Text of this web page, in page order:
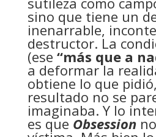
sino que tiene un
inenarrable,
destructor. La
(ese “más que a
a deformar la
obtiene lo que
resultado no se
imaginaba. Y lo
es que Obsession